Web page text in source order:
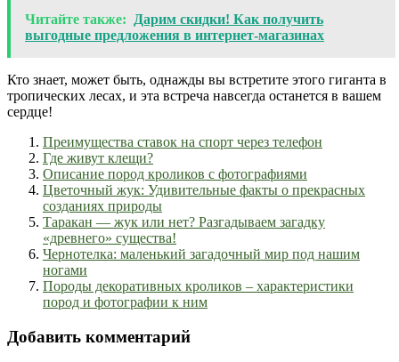
Читайте также:
Дарим скидки! Как получить
выгодные предложения в интернет-магазинах
Кто знает, может быть, однажды вы встретите этого гиганта в
тропических лесах, и эта встреча навсегда останется в вашем
сердце!
Преимущества ставок на спорт через телефон
Где живут клещи?
Описание пород кроликов с фотографиями
Цветочный жук: Удивительные факты о прекрасных
созданиях природы
Таракан — жук или нет? Разгадываем загадку
«древнего» существа!
Чернотелка: маленький загадочный мир под нашим
ногами
Породы декоративных кроликов – характеристики
пород и фотографии к ним
Добавить комментарий